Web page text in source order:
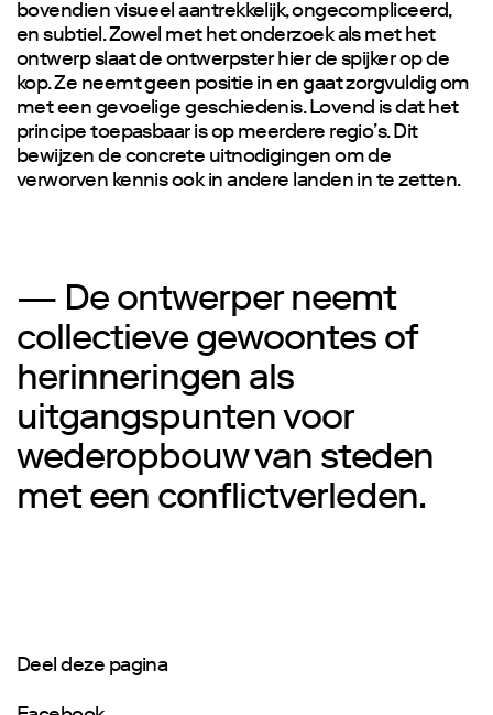
bovendien visueel aantrekkelijk, ongecompliceerd,
en subtiel. Zowel met het onderzoek als met het
ontwerp slaat de ontwerpster hier de spijker op de
kop. Ze neemt geen positie in en gaat zorgvuldig om
met een gevoelige geschiedenis. Lovend is dat het
principe toepasbaar is op meerdere regio’s. Dit
bewijzen de concrete uitnodigingen om de
verworven kennis ook in andere landen in te zetten.
— De ontwerper neemt
collectieve gewoontes of
herinneringen als
uitgangspunten voor
wederopbouw van steden
met een conflictverleden.
Deel deze pagina